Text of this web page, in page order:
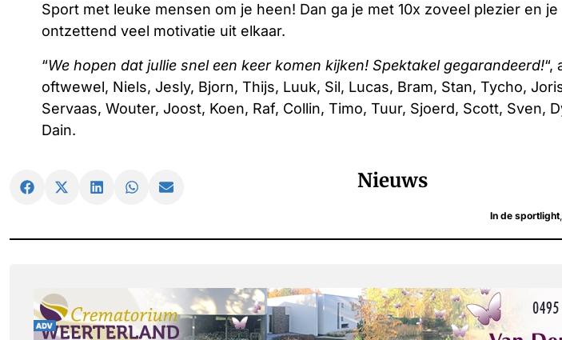
Sport met leuke mensen om je heen! Dan ga je met 10x zoveel plezier en je
ontzettend veel motivatie uit elkaar.
“We hopen dat jullie snel een keer komen kijken! Spektakel gegarandeerd!“,
oftwewel, Niels, Jesly, Bjorn, Thijs, Luuk, Sil, Lucas, Bram, Stan, Tycho,
Servaas, Wouter, Joost, Koen, Raf, Collin, Timo, Tuur, Sjoerd, Scott, Sven,
Dain.
Nieuws
In de sportlight